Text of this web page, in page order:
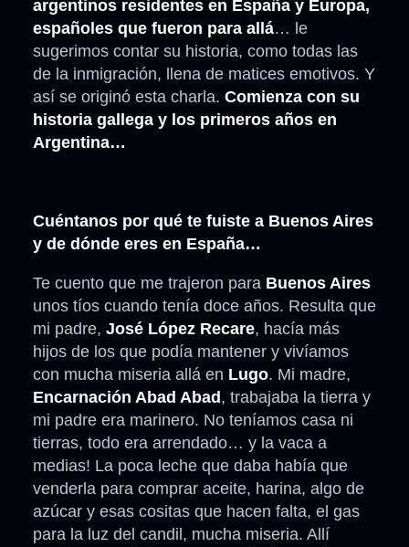
argentinos residentes en España y Europa,
españoles que fueron para allá… le
sugerimos contar su historia, como todas las
de la inmigración, llena de matices emotivos. Y
así se originó esta charla. Comienza con su
historia gallega y los primeros años en
Argentina…
Cuéntanos por qué te fuiste a Buenos Aires
y de dónde eres en España…
Te cuento que me trajeron para Buenos Aires
unos tíos cuando tenía doce años. Resulta que
mi padre, José López Recare, hacía más
hijos de los que podía mantener y vivíamos
con mucha miseria allá en Lugo. Mi madre,
Encarnación Abad Abad , trabajaba la tierra y
mi padre era marinero. No teníamos casa ni
tierras, todo era arrendado… y la vaca a
medias! La poca leche que daba había que
venderla para comprar aceite, harina, algo de
azúcar y esas cositas que hacen falta, el gas
para la luz del candil, mucha miseria. Allí